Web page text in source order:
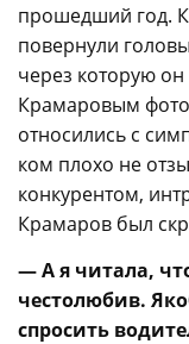
прошедший год.
повернули
через которую
Крамаровым
относились с
ком плохо не
конкурентом,
Крамаров был
— А я читала,
честолюбив.
спросить